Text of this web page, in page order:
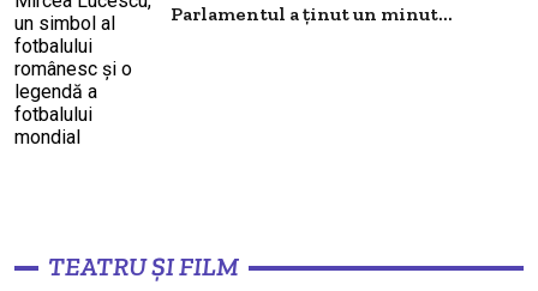
Parlamentul a ținut un minut...
TEATRU ȘI FILM